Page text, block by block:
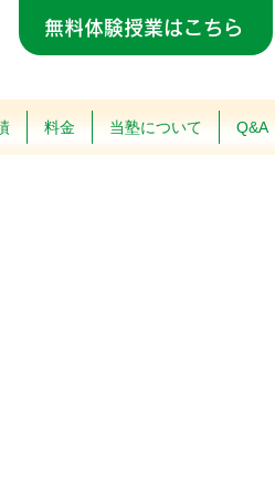
無料体験授業はこちら
料金 当塾について Q&A